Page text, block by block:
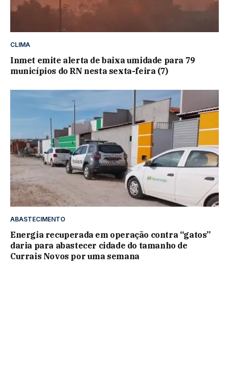
CLIMA
Inmet emite alerta de baixa umidade para 79
municípios do RN nesta sexta-feira (7)
ABASTECIMENTO
Energia recuperada em operação contra “gatos”
daria para abastecer cidade do tamanho de
Currais Novos por uma semana